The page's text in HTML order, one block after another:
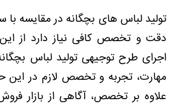
تولید لباس های بچگانه در مقایسه با
دقت و تخصص کافی نیاز دارد از
اجرای طرح توجیهی تولید لباس
مهارت، تجربه و تخصص لازم در این
علاوه بر تخصص، آگاهی از بازار